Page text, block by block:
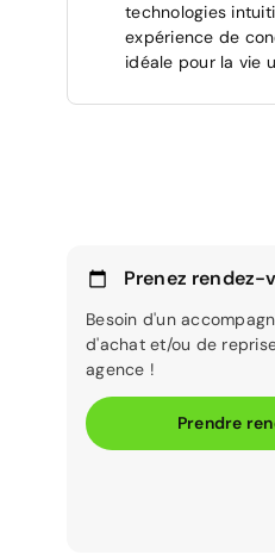
technologies
expérience de
idéale pour la vie
Prenez rendez-
Besoin d'un
d'achat et/ou de
agence !
Prendre